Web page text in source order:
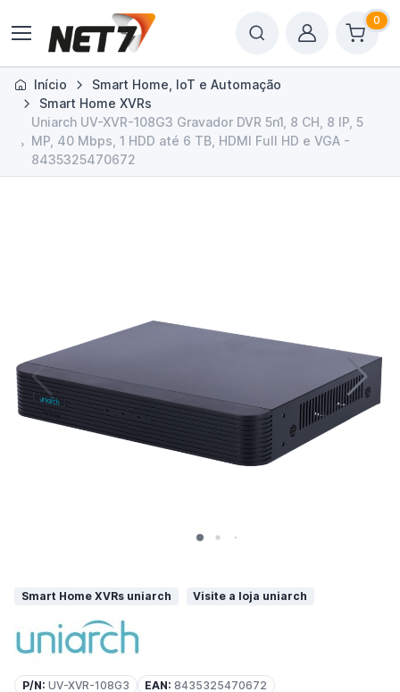
0
Início
Smart Home, IoT e Automação
Smart Home XVRs
Uniarch UV-XVR-108G3 Gravador DVR 5n1, 8 CH, 8 IP, 5
MP, 40 Mbps, 1 HDD até 6 TB, HDMI Full HD e VGA -
8435325470672
Smart Home XVRs uniarch Visite a loja uniarch
P/N: UV-XVR-108G3 EAN: 8435325470672